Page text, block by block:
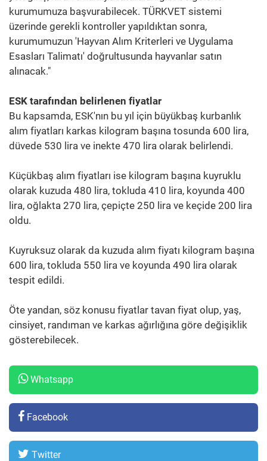
kurumumuza başvurabilecek. TÜRKVET sistemi
üzerinde gerekli kontroller yapıldıktan sonra,
kurumumuzun 'Hayvan Alım Kriterleri ve Uygulama
Esasları Talimatı' doğrultusunda hayvanlar satın
alınacak."
ESK tarafından belirlenen fiyatlar
Bu kapsamda, ESK'nın bu yıl için büyükbaş kurbanlık
alım fiyatları karkas kilogram başına tosunda 600 lira,
düvede 530 lira ve inekte 470 lira olarak belirlendi.
Küçükbaş alım fiyatları ise kilogram başına kuyruklu
olarak kuzuda 480 lira, tokluda 410 lira, koyunda 400
lira, oğlakta 270 lira, çepiçte 250 lira ve keçide 200 lira
oldu.
Kuyruksuz olarak da kuzuda alım fiyatı kilogram başına
600 lira, tokluda 550 lira ve koyunda 490 lira olarak
tespit edildi.
Öte yandan, söz konusu fiyatlar tavan fiyat olup, yaş,
cinsiyet, randıman ve karkas ağırlığına göre değişiklik
gösterebilecek.
Whatsapp
Facebook
Twitter